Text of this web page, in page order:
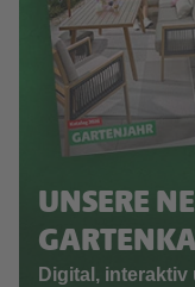
UNSERE
Digital,